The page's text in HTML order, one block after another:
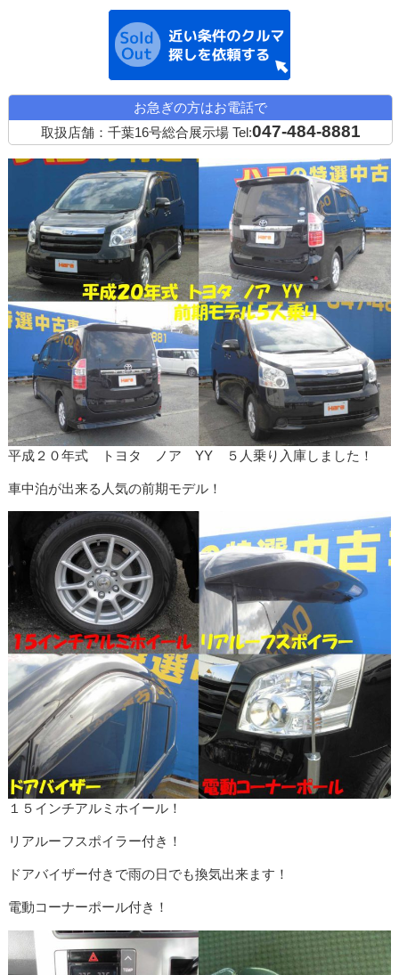
お急ぎの方はお電話で
取扱店舗：千葉16号総合展示場 Tel:047-484-8881
平成２０年式 トヨタ ノア YY ５人乗り入庫しました！
車中泊が出来る人気の前期モデル！
１５インチアルミホイール！
リアルーフスポイラー付き！
ドアバイザー付きで雨の日でも換気出来ます！
電動コーナーポール付き！